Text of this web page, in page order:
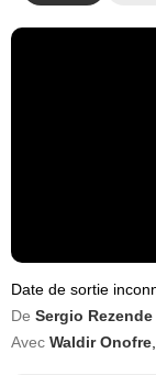
Date de sortie
De Sergio Rezende
Avec Waldir Onofre